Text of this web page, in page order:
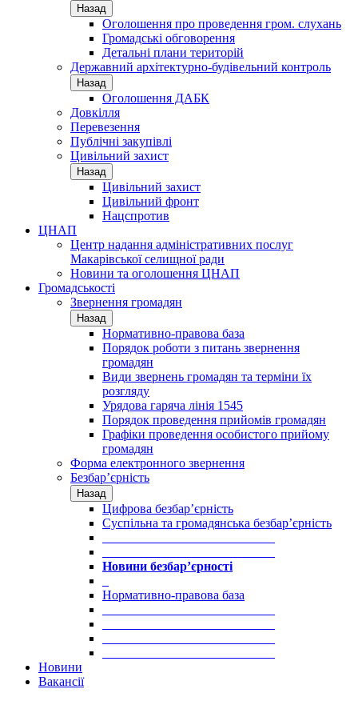
Назад
Оголошення про проведення гром. слухань
Громадські обговорення
Детальні плани територій
Державний архітектурно-будівельний контроль
Назад
Оголошення ДАБК
Довкілля
Перевезення
Публічні закупівлі
Цивільний захист
Назад
Цивільний захист
Цивільний фронт
Нацспротив
ЦНАП
Центр надання адміністративних послуг
Макарівської селищної ради
Новини та оголошення ЦНАП
Громадськості
Звернення громадян
Назад
Нормативно-правова база
Порядок роботи з питань звернення
громадян
Види звернень громадян та терміни їх
розгляду
Урядова гаряча лінія 1545
Порядок проведення прийомів громадян
Графіки проведення особистого прийому
громадян
Форма електронного звернення
Безбар’єрність
Назад
Цифрова безбар’єрність
Суспільна та громадянська безбар’єрність
Новини безбар’єрності
Нормативно-правова база
Новини
Вакансії